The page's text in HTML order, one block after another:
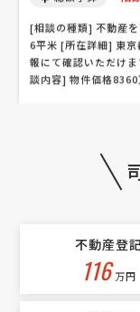
総額予算 相
[相談の種類] 不動産
6平米 [所在詳細] 東
報にて確認いただけ
司法
司法書
[相談の種類] 不動産
[相談内容] 父親が先
不動産登
116 万円